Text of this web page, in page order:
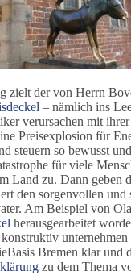
zielt der von Herrn
– nämlich ins
verursachen mit
Preisexplosion für
steuern so bewusst
für viele
Land zu. Dann geben
den sorgenvollen und
Am Beispiel von
herausgearbeitet
unternehmen
Bremen klar und
zu dem Thema